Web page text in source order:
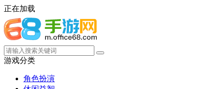
正在加载
游戏分类
角色扮演